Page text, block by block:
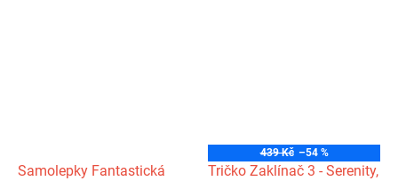
Samolepky Fantastická
439 Kč –54 %
Tričko Zaklínač 3 - Serenity,